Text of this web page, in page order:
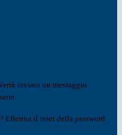
inviato un messaggio
Effettua il reset della password